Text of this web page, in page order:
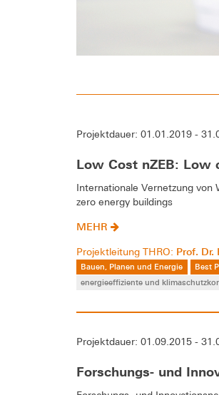
Projektdauer: 01.01.2019 -
Low Cost nZEB: Low
Internationale Vernetzung
zero energy buildings
MEHR
Projektleitung THRO: Prof. Dr.
Bauen, Planen und Energie Best
energieeffiziente und
Projektdauer: 01.09.2015 -
Forschungs- und